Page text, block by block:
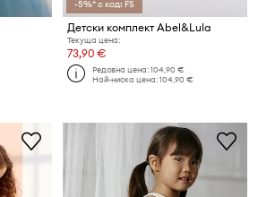
-5%* с код: FS
Детски комплект Abel&Lula
Текуща цена:
73,90 €
Редовна цена:104,90 €
Най-ниска цена:104,90 €